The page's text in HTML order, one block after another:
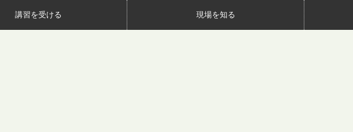
講習を受ける 現場を知る